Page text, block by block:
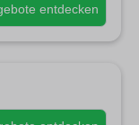
entdecken